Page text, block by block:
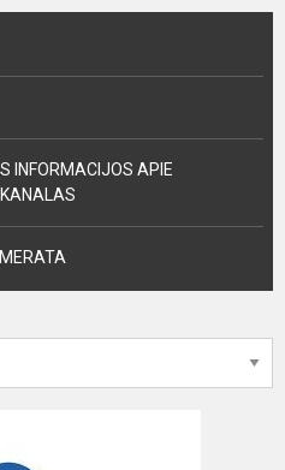
INFORMACIJOS APIE